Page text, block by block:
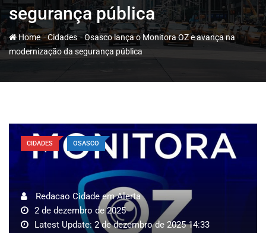
segurança pública
Home-Cidades-Osasco lança o Monitora OZ e avança na
modernização da segurança pública
CIDADES OSASCO
Redacao Cidade em Alerta
2 de dezembro de 2025
Latest Update: 2 de dezembro de 2025 14:33